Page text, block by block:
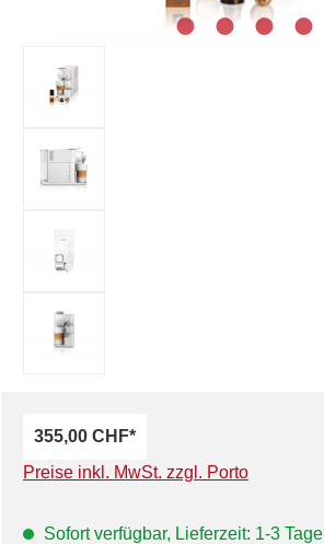
355,00 CHF*
Preise inkl. MwSt. zzgl. Porto
Sofort verfügbar, Lieferzeit: 1-3 Tage